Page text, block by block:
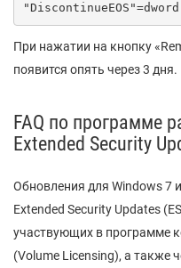
При нажатии на кнопку
появится опять через 3 дня.
FAQ по программе
Extended Security
Обновления для Windows 7
Extended Security Updates
участвующих в программе
(Volume Licensing), а также